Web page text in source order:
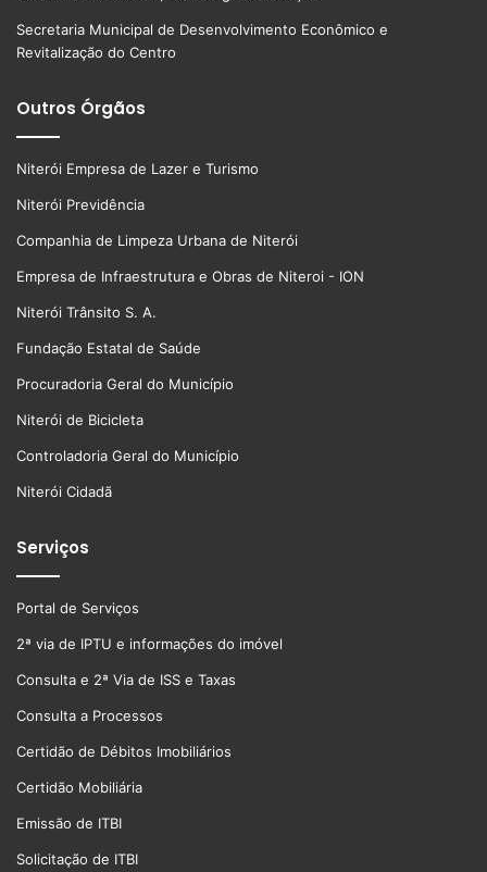
Secretaria Municipal de Desenvolvimento Econômico e
Revitalização do Centro
Outros Órgãos
Niterói Empresa de Lazer e Turismo
Niterói Previdência
Companhia de Limpeza Urbana de Niterói
Empresa de Infraestrutura e Obras de Niteroi - ION
Niterói Trânsito S. A.
Fundação Estatal de Saúde
Procuradoria Geral do Município
Niterói de Bicicleta
Controladoria Geral do Município
Niterói Cidadã
Serviços
Portal de Serviços
2ª via de IPTU e informações do imóvel
Consulta e 2ª Via de ISS e Taxas
Consulta a Processos
Certidão de Débitos Imobiliários
Certidão Mobiliária
Emissão de ITBI
Solicitação de ITBI